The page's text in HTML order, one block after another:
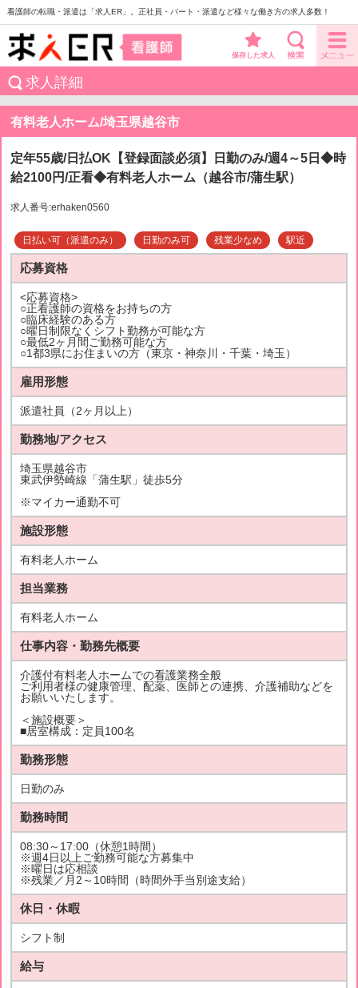
看護師の転職・派遣は「求人ER」。正社員・パート・派遣など様々な働き方の求人多数！
保存した求人
求人詳細
有料老人ホーム/埼玉県越谷市
定年55歳/日払OK【登録面談必須】日勤のみ/週4～5日◆時
給2100円/正看◆有料老人ホーム（越谷市/蒲生駅）
求人番号:erhaken0560
日払い可（派遣のみ） 日勤のみ可 残業少なめ 駅近
応募資格
<応募資格>
○正看護師の資格をお持ちの方
○臨床経験のある方
○曜日制限なくシフト勤務が可能な方
○最低2ヶ月間ご勤務可能な方
○1都3県にお住まいの方（東京・神奈川・千葉・埼玉）
雇用形態
派遣社員（2ヶ月以上）
勤務地/アクセス
埼玉県越谷市
東武伊勢崎線「蒲生駅」徒歩5分
※マイカー通勤不可
施設形態
有料老人ホーム
担当業務
有料老人ホーム
仕事内容・勤務先概要
介護付有料老人ホームでの看護業務全般
ご利用者様の健康管理、配薬、医師との連携、介護補助などを
お願いいたします。
＜施設概要＞
■居室構成：定員100名
勤務形態
日勤のみ
勤務時間
08:30～17:00（休憩1時間）
※週4日以上ご勤務可能な方募集中
※曜日は応相談
※残業／月2～10時間（時間外手当別途支給）
休日・休暇
シフト制
給与